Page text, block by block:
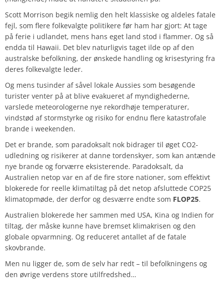
Scott Morrison begik nemlig den helt klassiske og aldeles fatale
fejl, som flere folkevalgte politikere før ham har gjort: At tage
på ferie i udlandet, mens hans eget land stod i flammer. Og så
endda til Hawaii. Det blev naturligvis taget ilde op af den
australske befolkning, der ønskede handling og krisestyring fra
deres folkevalgte leder.
Og mens tusinder af såvel lokale Aussies som besøgende
turister venter på at blive evakueret af myndighederne,
varslede meteorologerne nye rekordhøje temperaturer,
vindstød af stormstyrke og risiko for endnu flere katastrofale
brande i weekenden.
Det er brande, som paradoksalt nok bidrager til øget CO2-
udledning og risikerer at danne tordenskyer, som kan antænde
nye brande og forværre eksisterende. Paradoksalt, da
Australien netop var en af de fire store nationer, som effektivt
blokerede for reelle klimatiltag på det netop afsluttede COP25
klimatopmøde, der derfor og desværre endte som FLOP25.
Australien blokerede her sammen med USA, Kina og Indien for
tiltag, der måske kunne have bremset klimakrisen og den
globale opvarmning. Og reduceret antallet af de fatale
skovbrande.
Men nu ligger de, som de selv har redt – til befolkningens og
den øvrige verdens store utilfredshed…